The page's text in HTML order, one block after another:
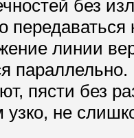
без
линии
пясти без
узко, не